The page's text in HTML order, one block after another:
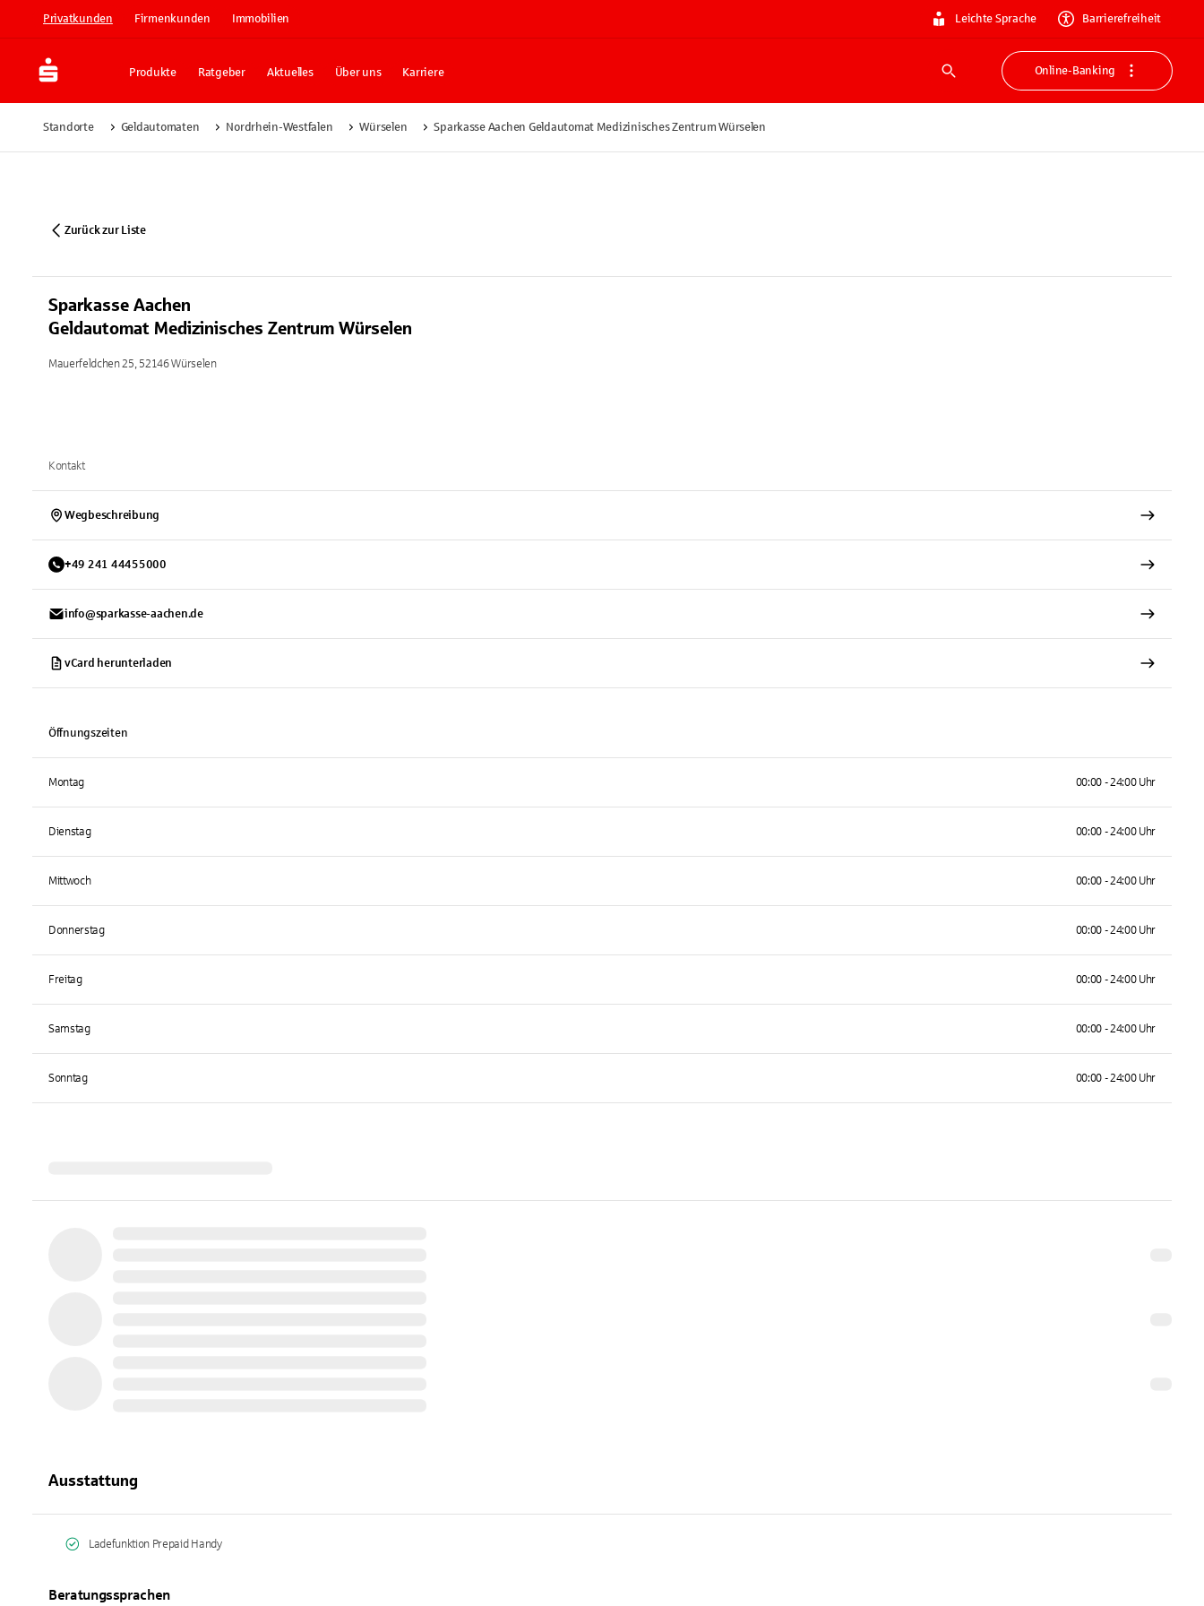
Privatkunden Firmenkunden Immobilien Leichte Sprache Barrierefreiheit
Produkte Ratgeber Aktuelles Über uns Karriere
Suche
Online-Banking
Standorte Geldautomaten Nordrhein-Westfalen Würselen Sparkasse Aachen Geldautomat Medizinisches Zentrum Würselen
Zurück zur Liste
Sparkasse Aachen
Geldautomat Medizinisches Zentrum Würselen
Mauerfeldchen 25, 52146 Würselen
Kontakt
Wegbeschreibung
+49 241 44455000
info@sparkasse-aachen.de
vCard herunterladen
Öffnungszeiten
Montag 00:00 - 24:00 Uhr
Dienstag 00:00 - 24:00 Uhr
Mittwoch 00:00 - 24:00 Uhr
Donnerstag 00:00 - 24:00 Uhr
Freitag 00:00 - 24:00 Uhr
Samstag 00:00 - 24:00 Uhr
Sonntag 00:00 - 24:00 Uhr
Ausstattung
Ladefunktion Prepaid Handy
Beratungssprachen